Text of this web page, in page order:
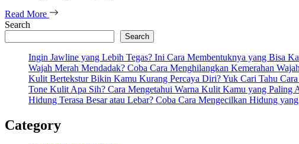
Read More
Search
Search
Ingin Jawline yang Lebih Tegas? Ini Cara Membentuknya yang Bisa
Wajah Merah Mendadak? Coba Cara Menghilangkan Kemerahan
Kulit Bertekstur Bikin Kamu Kurang Percaya Diri? Yuk Cari Tahu Cara
Tone Kulit Apa Sih? Cara Mengetahui Warna Kulit Kamu yang Paling
Hidung Terasa Besar atau Lebar? Coba Cara Mengecilkan Hidung
Category